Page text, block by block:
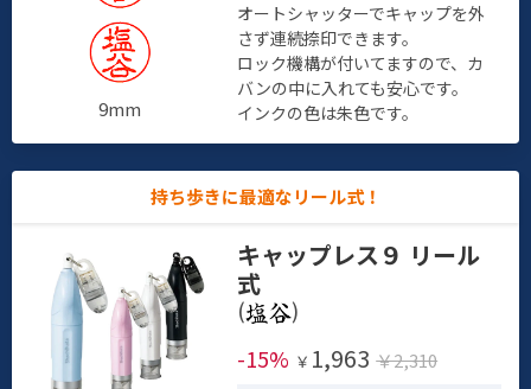
9mm
オートシャッターでキャップを外
さず連続捺印できます。
ロック機構が付いてますので、カ
バンの中に入れても安心です。
インクの色は朱色です。
持ち歩きに最適なリール式！
キャップレス９ リール
式
(
)
-15% ￥ 1,963 ￥2,310